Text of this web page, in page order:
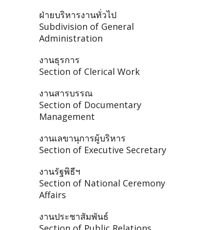
ฝ่ายบริหารงานทั่วไป
Subdivision of General
Administration
งานธุรการ
Section of Clerical Work
งานสารบรรณ
Section of Documentary
Management
งานเลขานุการผู้บริหาร
Section of Executive Secretary
งานรัฐพิธีฯ
Section of National Ceremony
Affairs
งานประชาสัมพันธ์